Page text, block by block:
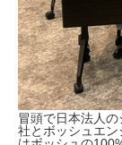
冒頭で日本法人
社とボッシュエ